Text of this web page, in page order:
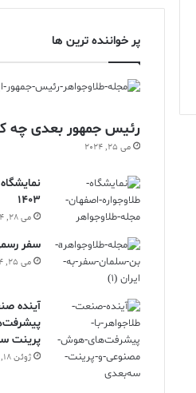
پر خواننده ترین ها
رئیس جمهور بعدی چه
می 25, 2024
1403
می 28, 2024
سفر
می 25, 2024
آینده
پرینت
ژوئن 18, 2024